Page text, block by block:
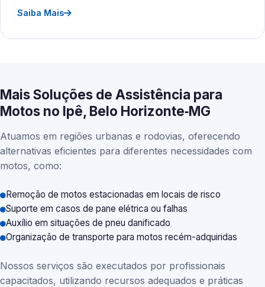
Saiba Mais
Mais Soluções de Assistência para
Motos no Ipê, Belo Horizonte‑MG
Atuamos em regiões urbanas e rodovias, oferecendo
alternativas eficientes para diferentes necessidades com
motos, como:
Remoção de motos estacionadas em locais de risco
Suporte em casos de pane elétrica ou falhas
Auxílio em situações de pneu danificado
Organização de transporte para motos recém-adquiridas
Nossos serviços são executados por profissionais
capacitados, utilizando recursos adequados e práticas